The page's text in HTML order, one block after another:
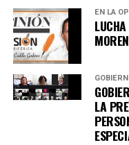
Recibe
Únete al
Quinto
importantes
en tu
EN LA
LA